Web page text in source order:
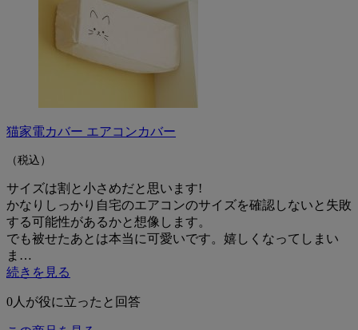
猫家電カバー エアコンカバー
（税込）
サイズは割と小さめだと思います!
かなりしっかり自宅のエアコンのサイズを確認しないと失敗
する可能性があるかと想像します。
でも被せたあとは本当に可愛いです。嬉しくなってしまい
ま…
続きを見る
0人が役に立ったと回答